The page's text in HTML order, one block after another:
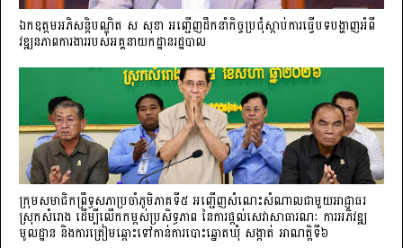
ឯកឧត្តមអភិសន្តិបណ្ឌិត ស សុខា អញ្ជើញដឹកនាំកិច្ចប្រជុំស្តាប់ការធ្វើបទបង្ហាញអំពី
វឌ្ឍនភាពការងាររបស់អគ្គនាយកដ្ឋានរដ្ឋបាល
ក្រុមសមាជិកព្រឹទ្ធសភាប្រចាំភូមិភាគទី៥ អញ្ជើញសំណេះសំណាលជាមួយអាជ្ញាធរ
ស្រុកសំរោង ដើម្បីលើកកម្ពស់ប្រសិទ្ធភាព នៃការផ្តល់សេវាសាធារណៈ ការអភិវឌ្ឍ
មូលដ្ឋាន និងការត្រៀមឆ្ពោះទៅកាន់ការបោះឆ្នោតឃុំ សង្កាត់ អាណត្តិទី៦